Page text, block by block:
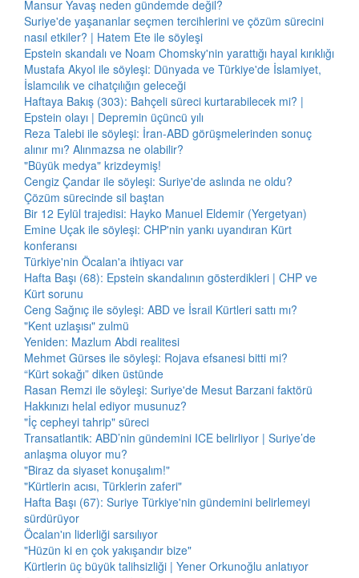
Mansur Yavaş neden gündemde değil?
Suriye'de yaşananlar seçmen tercihlerini ve çözüm sürecini
nasıl etkiler? | Hatem Ete ile söyleşi
Epstein skandalı ve Noam Chomsky'nin yarattığı hayal kırıklığı
Mustafa Akyol ile söyleşi: Dünyada ve Türkiye'de İslamiyet,
İslamcılık ve cihatçılığın geleceği
Haftaya Bakış (303): Bahçeli süreci kurtarabilecek mi? |
Epstein olayı | Depremin üçüncü yılı
Reza Talebi ile söyleşi: İran-ABD görüşmelerinden sonuç
alınır mı? Alınmazsa ne olabilir?
"Büyük medya" krizdeymiş!
Cengiz Çandar ile söyleşi: Suriye'de aslında ne oldu?
Çözüm sürecinde sil baştan
Bir 12 Eylül trajedisi: Hayko Manuel Eldemir (Yergetyan)
Emine Uçak ile söyleşi: CHP'nin yankı uyandıran Kürt
konferansı
Türkiye'nin Öcalan'a ihtiyacı var
Hafta Başı (68): Epstein skandalının gösterdikleri | CHP ve
Kürt sorunu
Ceng Sağnıç ile söyleşi: ABD ve İsrail Kürtleri sattı mı?
"Kent uzlaşısı" zulmü
Yeniden: Mazlum Abdi realitesi
Mehmet Gürses ile söyleşi: Rojava efsanesi bitti mi?
“Kürt sokağı” diken üstünde
Rasan Remzi ile söyleşi: Suriye'de Mesut Barzani faktörü
Hakkınızı helal ediyor musunuz?
"İç cepheyi tahrip" süreci
Transatlantik: ABD’nin gündemini ICE belirliyor | Suriye’de
anlaşma oluyor mu?
"Biraz da siyaset konuşalım!"
"Kürtlerin acısı, Türklerin zaferi"
Hafta Başı (67): Suriye Türkiye'nin gündemini belirlemeyi
sürdürüyor
Öcalan'ın liderliği sarsılıyor
"Hüzün ki en çok yakışandır bize"
Kürtlerin üç büyük talihsizliği | Yener Orkunoğlu anlatıyor